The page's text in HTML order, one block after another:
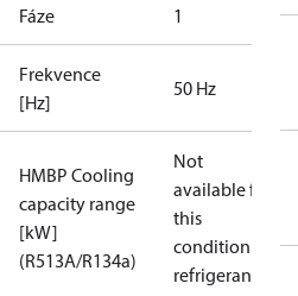
Fáze 1
Frekvence
[Hz]
50 Hz
HMBP Cooling
capacity range
[kW]
(R513A/R134a)
Not
available for
this
condition /
refrigerant